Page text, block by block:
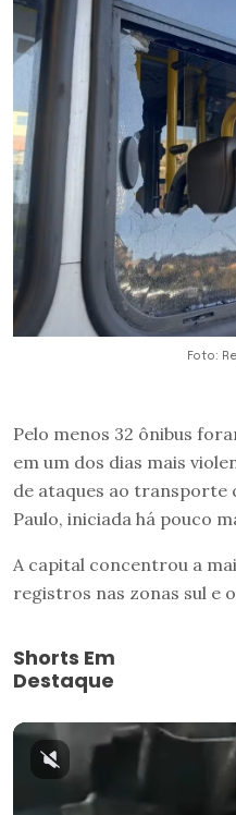
Foto:
Pelo menos 32 ônibus
em um dos dias mais
de ataques ao transporte
Paulo, iniciada há pouco
A capital concentrou a
registros nas zonas sul e
Shorts Em
Destaque